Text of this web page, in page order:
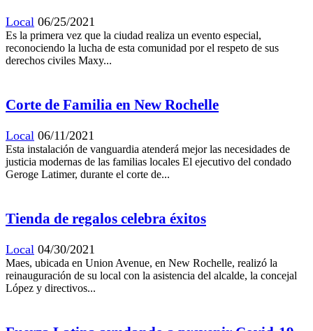
Local 06/25/2021
Es la primera vez que la ciudad realiza un evento especial,
reconociendo la lucha de esta comunidad por el respeto de sus
derechos civiles Maxy...
Corte de Familia en New Rochelle
Local 06/11/2021
Esta instalación de vanguardia atenderá mejor las necesidades de
justicia modernas de las familias locales El ejecutivo del condado
Geroge Latimer, durante el corte de...
Tienda de regalos celebra éxitos
Local 04/30/2021
Maes, ubicada en Union Avenue, en New Rochelle, realizó la
reinauguración de su local con la asistencia del alcalde, la concejal
López y directivos...